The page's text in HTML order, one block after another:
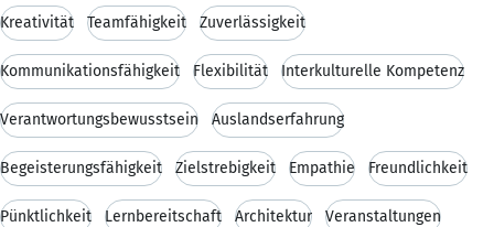
Kreativität Teamfähigkeit Zuverlässigkeit
Kommunikationsfähigkeit Flexibilität Interkulturelle Kompetenz
Verantwortungsbewusstsein Auslandserfahrung
Begeisterungsfähigkeit Zielstrebigkeit Empathie Freundlichkeit
Pünktlichkeit Lernbereitschaft Architektur Veranstaltungen